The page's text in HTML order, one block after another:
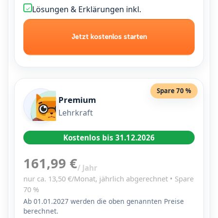
✓ Lösungen & Erklärungen inkl.
Jetzt kostenlos starten
Spare 70 %
Premium
Lehrkraft
Kostenlos bis 31.12.2026
161,99 €/ Jahr
nur ca. 13,50 €/Monat, jährlich abgerechnet • Spare
70 %
Ab 01.01.2027 werden die oben genannten Preise
berechnet.